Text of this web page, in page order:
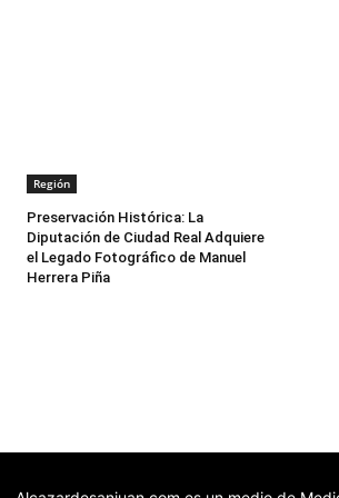
Región
Preservación Histórica: La
Diputación de Ciudad Real Adquiere
el Legado Fotográfico de Manuel
Herrera Piña